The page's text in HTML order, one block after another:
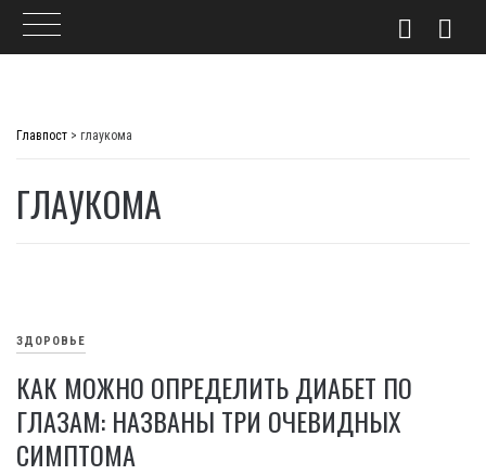
Главпост > глаукома
ГЛАУКОМА
ЗДОРОВЬЕ
КАК МОЖНО ОПРЕДЕЛИТЬ ДИАБЕТ ПО
ГЛАЗАМ: НАЗВАНЫ ТРИ ОЧЕВИДНЫХ
СИМПТОМА